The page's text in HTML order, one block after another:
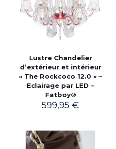
Lustre Chandelier
d’extérieur et intérieur
« The Rockcoco 12.0 » –
Eclairage par LED –
Fatboy®
599,95€